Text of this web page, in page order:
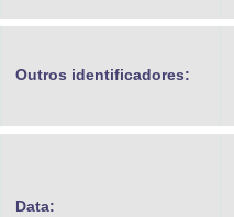
Outros identificadores:
Data: